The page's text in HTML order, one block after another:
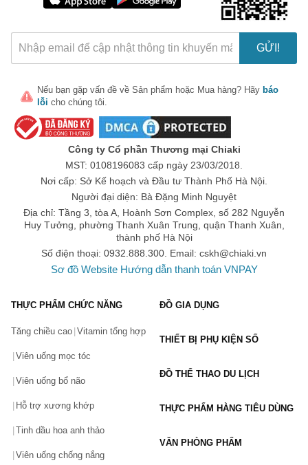
GỬI!
Nếu bạn gặp vấn đề về Sản phẩm hoặc Mua hàng? Hãy báo
lỗi cho chúng tôi.
Công ty Cổ phần Thương mại Chiaki
MST: 0108196083 cấp ngày 23/03/2018.
Nơi cấp: Sở Kế hoạch và Đầu tư Thành Phố Hà Nội.
Người đại diện: Bà Đặng Minh Nguyệt
Địa chỉ: Tầng 3, tòa A, Hoành Sơn Complex, số 282 Nguyễn
Huy Tưởng, phường Thanh Xuân Trung, quận Thanh Xuân,
thành phố Hà Nội
Số điện thoại: 0932.888.300. Email: cskh@chiaki.vn
Sơ đồ Website Hướng dẫn thanh toán VNPAY
THỰC PHẨM CHỨC NĂNG
Tăng chiều cao Vitamin tổng hợp
Viên uống mọc tóc
Viên uống bổ não
Hỗ trợ xương khớp
Tinh dầu hoa anh thảo
Viên uống chống nắng
ĐỒ GIA DỤNG
THIẾT BỊ PHỤ KIỆN SỐ
ĐỒ THỂ THAO DU LỊCH
THỰC PHẨM HÀNG TIÊU DÙNG
VĂN PHÒNG PHẨM
Mã Giảm Giá Dành Riêng Cho Bạn
Giảm ngay cho bất kỳ đơn hàng nào.
XXX-XXXX
Số lần áp dụng:
lần
Chỉ áp dụng cho gian hàng:
Ngày hết hạn:
LẤY MÃ NGAY